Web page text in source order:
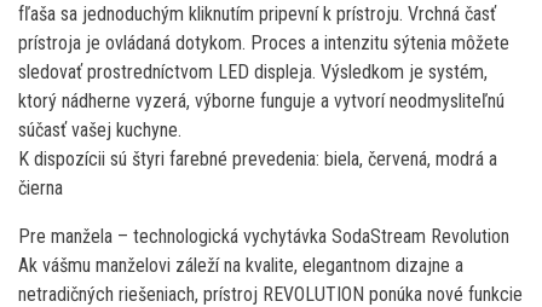
fľaša sa jednoduchým kliknutím pripevní k prístroju. Vrchná časť
prístroja je ovládaná dotykom. Proces a intenzitu sýtenia môžete
sledovať prostredníctvom LED displeja. Výsledkom je systém,
ktorý nádherne vyzerá, výborne funguje a vytvorí neodmysliteľnú
súčasť vašej kuchyne.
K dispozícii sú štyri farebné prevedenia: biela, červená, modrá a
čierna
Pre manžela – technologická vychytávka SodaStream Revolution
Ak vášmu manželovi záleží na kvalite, elegantnom dizajne a
netradičných riešeniach, prístroj REVOLUTION ponúka nové funkcie